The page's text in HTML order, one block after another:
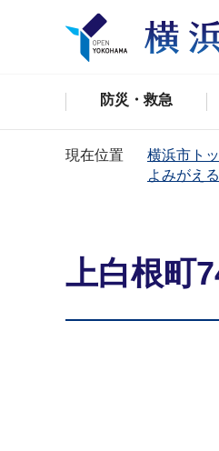
防災・救急
現在位置 横浜市ト
よみがえ
上白根町